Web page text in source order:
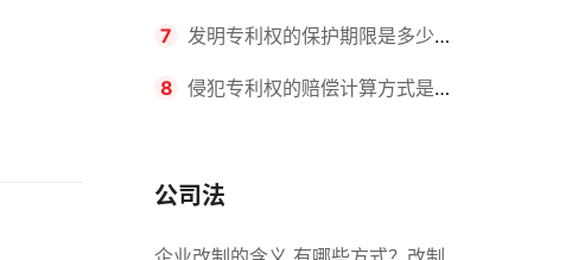
哪些情况下专利申请可能被驳回？
7 发明专利权的保护期限是多少
年？非专利发明人是否有专利申请
8 侵犯专利权的赔偿计算方式是什
间？
公司法